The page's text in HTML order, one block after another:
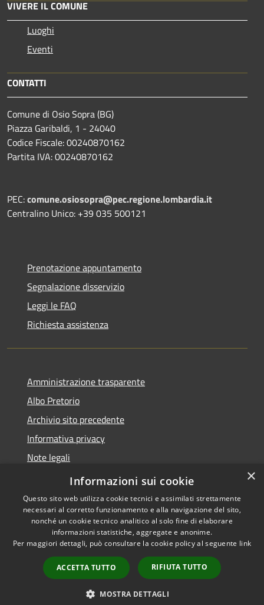
VIVERE IL COMUNE
Luoghi
Eventi
CONTATTI
Comune di Osio Sopra (BG)
Piazza Garibaldi, 1 - 24040
Codice Fiscale: 00240870162
Partita IVA: 00240870162
PEC:comune.osiosopra@pec.regione.lombardia.it
Centralino Unico: +39 035 500121
Prenotazione appuntamento
Segnalazione disservizio
Leggi le FAQ
Richiesta assistenza
Amministrazione trasparente
Albo Pretorio
Archivio sito precedente
Informativa privacy
Note legali
Dichiarazione di accessibilità
Accessibilità
Copyright © 2026 • Comune di
Osio Sopra • Powered by
Municipium•
Accesso
redazione
×
Informazioni sui cookie
Questo sito web utilizza cookie tecnici e assimilati strettamente
necessari al corretto funzionamento e alla navigazione del sito,
nonché un cookie tecnico analitico al solo fine di elaborare
informazioni statistiche, aggregate e anonime.
Per maggiori dettagli, può consultare la cookie policy al seguente link
ACCETTA TUTTO RIFIUTA TUTTO
MOSTRA DETTAGLI